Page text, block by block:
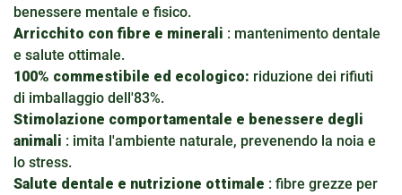
benessere mentale e fisico.
Arricchito con fibre e minerali : mantenimento dentale
e salute ottimale.
100% commestibile ed ecologico: riduzione dei rifiuti
di imballaggio dell'83%.
Stimolazione comportamentale e benessere degli
animali : imita l'ambiente naturale, prevenendo la noia e
lo stress.
Salute dentale e nutrizione ottimale : fibre grezze per